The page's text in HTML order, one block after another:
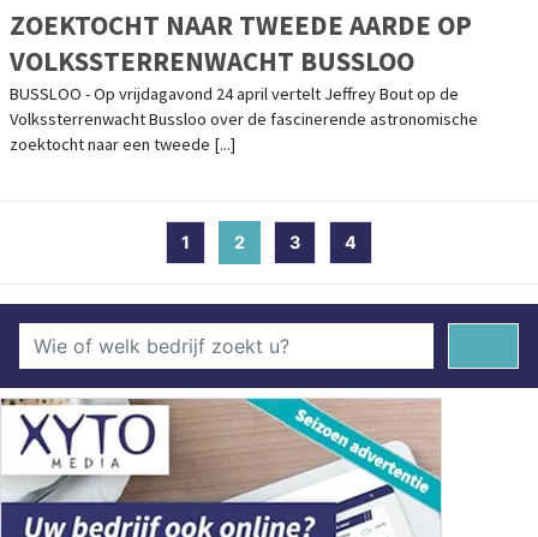
ZOEKTOCHT NAAR TWEEDE AARDE OP
VOLKSSTERRENWACHT BUSSLOO
BUSSLOO - Op vrijdagavond 24 april vertelt Jeffrey Bout op de
Volkssterrenwacht Bussloo over de fascinerende astronomische
zoektocht naar een tweede [...]
1 2 (current)
3 4